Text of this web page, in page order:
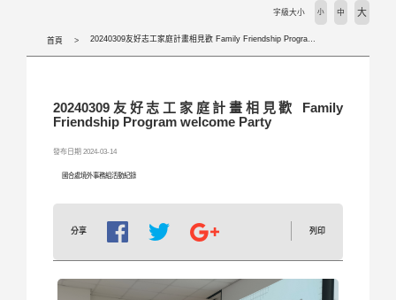
外國學生專班 International Programs
學校首頁 WZU homepage
國合處首頁 OICC homepage
首頁 20240309友好志工家庭計畫相見歡 Family Friendship Program welcome Party
字級大小 小 中 大
20240309友好志工家庭計畫相見歡 Family
Friendship Program welcome Party
發布日期 2024-03-14
國合處境外事務組活動紀錄
分享 列印